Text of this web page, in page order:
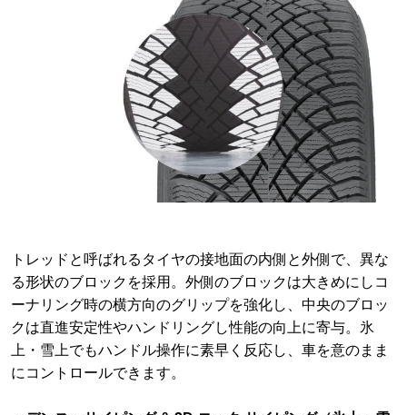
トレッドと呼ばれるタイヤの接地面の内側と外側で、異な
る形状のブロックを採用。外側のブロックは大きめにしコ
ーナリング時の横方向のグリップを強化し、中央のブロッ
クは直進安定性やハンドリングし性能の向上に寄与。氷
上・雪上でもハンドル操作に素早く反応し、車を意のまま
にコントロールできます。